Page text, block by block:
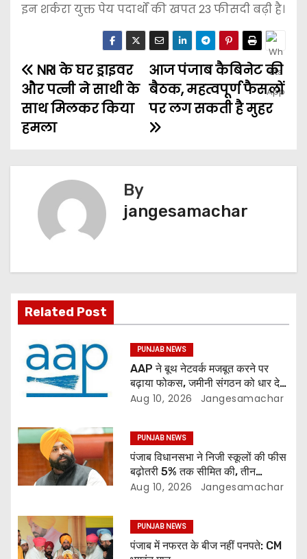
इन शर्करा युक्त पेय पदार्थों की खपत 23 फीसदी बढ़ी है।
आज पंजाब कैबिनेट की
बैठक, महत्वपूर्ण फैसलों
पर लग सकती है मुहर
NRI के घर ड्राइवर
और पत्नी ने साथी के
साथ मिलकर किया
हमला
By
jangesamachar
Related Post
PUNJAB NEWS
AAP ने बूथ नेटवर्क मजबूत करने पर
बढ़ाया फोकस, जमीनी संगठन को धार देने
की तैयारी
Aug 10, 2026 Jangesamachar
PUNJAB NEWS
पंजाब विधानसभा ने निजी स्कूलों की फीस
बढ़ोतरी 5% तक सीमित की, तीन
डिजिटल यूनिवर्सिटी के लिए बिल पास
Aug 10, 2026 Jangesamachar
PUNJAB NEWS
पंजाब में नफरत के बीज नहीं पनपते: CM